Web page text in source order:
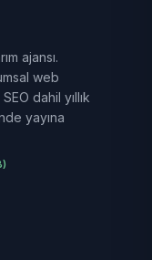
ajansı.
web
dahil yıllık
yayına